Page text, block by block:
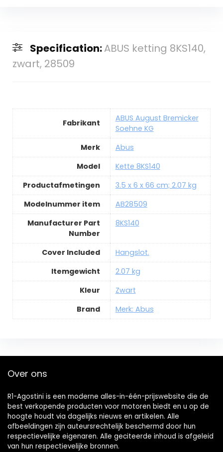
Specification:ABUS ketting 8KS140,
zwart, 28509
Fabrikant
ABUS August Bremicker
Soehne KG
Merk
Abus
Model
Kette 8KS140
Productafmetingen
3.5 x 6 x 66 cm; 2.07 kg
Modelnummer item
AB28509
Manufacturer Part
Number
8KS140
Cover Included
Hangslot.
Itemgewicht
2.07 kg
Kleur
Zwart
Brand
Merk: Abus
Over ons
R1-Agostini is een moderne alles-in-één-prijswebsite die de
best verkopende producten voor motoren biedt en u op de
hoogte houdt via dagelijks nieuws en artikelen. Alle
afbeeldingen zijn auteursrechtelijk beschermd door hun
respectievelijke eigenaren. Alle geciteerde inhoud is afgeleid
van hun respectievelijke bronnen.